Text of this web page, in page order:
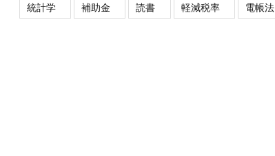
統計学 補助金 読書 軽減税率 電帳法